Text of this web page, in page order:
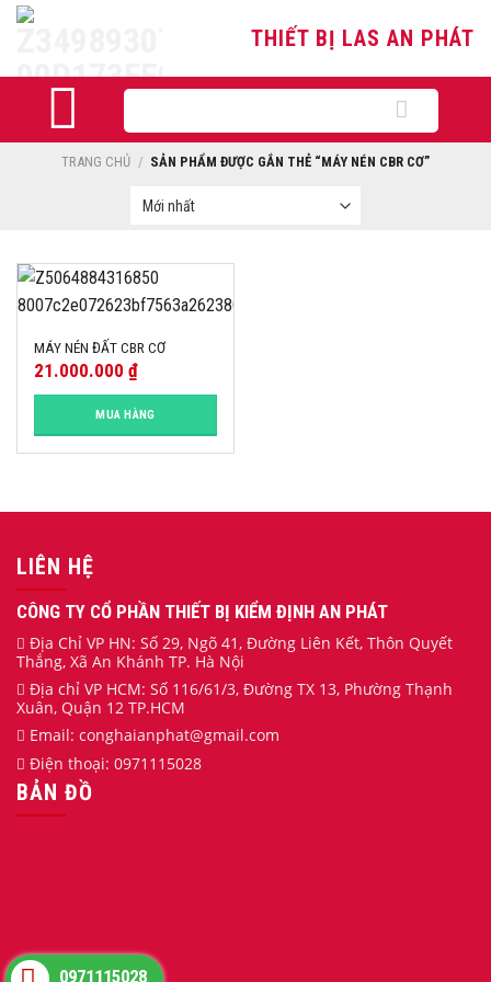
Skip
THIẾT BỊ LAS AN PHÁT
kiếm:
TRANG CHỦ / SẢN PHẨM ĐƯỢC GẮN THẺ “MÁY NÉN CBR CƠ”
MÁY NÉN ĐẤT CBR CƠ
21.000.000 ₫
MUA HÀNG
LIÊN HỆ
CÔNG TY CỔ PHẦN THIẾT BỊ KIỂM ĐỊNH AN PHÁT
Địa Chỉ VP HN: Số 29, Ngõ 41, Đường Liên Kết, Thôn Quyết
Thắng, Xã An Khánh TP. Hà Nội
Địa chỉ VP HCM: Số 116/61/3, Đường TX 13, Phường Thạnh
Xuân, Quận 12 TP.HCM
Email: conghaianphat@gmail.com
Điện thoại: 0971115028
BẢN ĐỒ
0971115028